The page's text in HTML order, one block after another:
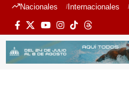
Nacionales Internacionales